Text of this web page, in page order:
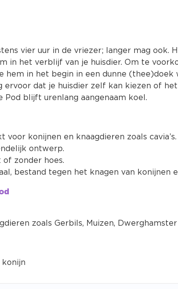
vier uur in de vriezer; langer mag ook.
in het verblijf van je huisdier. Om te
hem in het begin in een dunne
ervoor dat je huisdier zelf kan kiezen of
Pod blijft urenlang aangenaam koel.
voor konijnen en knaagdieren zoals cavia’s.
ontwerp.
of zonder hoes.
bestand tegen het knagen van konijnen
zoals Gerbils, Muizen,